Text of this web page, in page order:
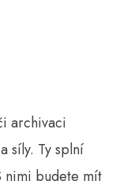
archivaci
síly. Ty splní
nimi budete mít